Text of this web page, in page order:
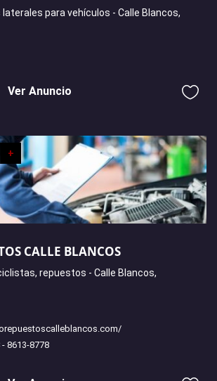
para vehículos - Calle Blancos,
Ver Anuncio
+
CALLE BLANCOS
repuestos - Calle Blancos,
8613-8778